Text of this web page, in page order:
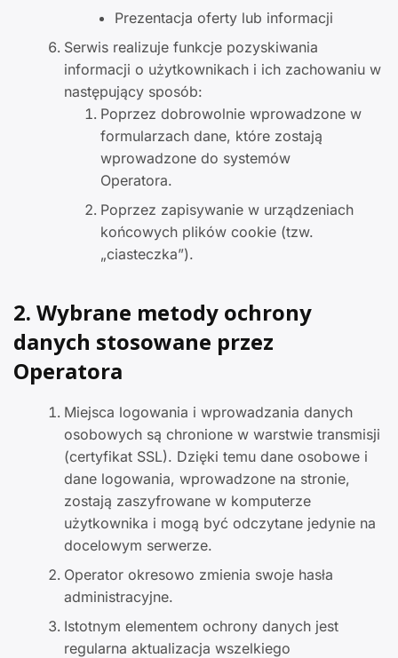
Prezentacja oferty lub informacji
Serwis realizuje funkcje pozyskiwania
informacji o użytkownikach i ich zachowaniu w
następujący sposób:
Poprzez dobrowolnie wprowadzone w
formularzach dane, które zostają
wprowadzone do systemów
Operatora.
Poprzez zapisywanie w urządzeniach
końcowych plików cookie (tzw.
„ciasteczka”).
2. Wybrane metody ochrony
danych stosowane przez
Operatora
Miejsca logowania i wprowadzania danych
osobowych są chronione w warstwie transmisji
(certyfikat SSL). Dzięki temu dane osobowe i
dane logowania, wprowadzone na stronie,
zostają zaszyfrowane w komputerze
użytkownika i mogą być odczytane jedynie na
docelowym serwerze.
Operator okresowo zmienia swoje hasła
administracyjne.
Istotnym elementem ochrony danych jest
regularna aktualizacja wszelkiego